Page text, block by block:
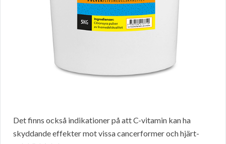
Det finns också indikationer på att C-vitamin kan ha
skyddande effekter mot vissa cancerformer och hjärt-